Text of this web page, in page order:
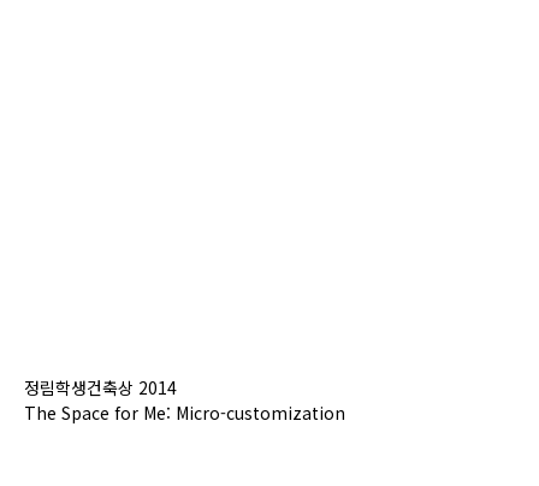
정림학생건축상 2014
The Space for Me: Micro-customization